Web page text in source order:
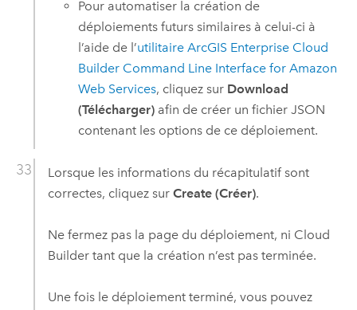
Pour automatiser la création de
déploiements futurs similaires à celui-ci à
l’aide de l’utilitaireArcGIS Enterprise Cloud
Builder Command Line Interface for Amazon
Web Services, cliquez sur Download
(Télécharger) afin de créer un fichier JSON
contenant les options de ce déploiement.
Lorsque les informations du récapitulatif sont
correctes, cliquez sur Create (Créer).
Ne fermez pas la page du déploiement, ni Cloud
Buildertant que la création n’est pas terminée.
Une fois le déploiement terminé, vous pouvez